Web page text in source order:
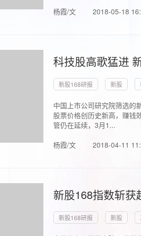
杨霞/文 2018-05-18
科技股高歌猛进
新股168研报 新股
中国上市公司研究院筛选的
股票价格创历史新高，赚钱
管仍在延续，3月1...
杨霞/文
2018-04-11
新股168指数斩
新股168研报 新股